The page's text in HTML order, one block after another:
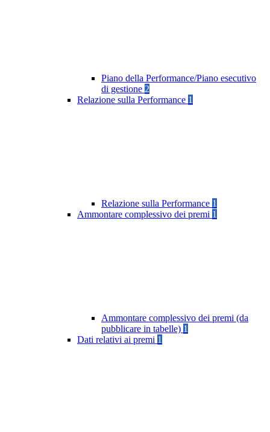
Piano della Performance/Piano esecutivo
di gestione 2
Relazione sulla Performance 1
Relazione sulla Performance 1
Ammontare complessivo dei premi 1
Ammontare complessivo dei premi (da
pubblicare in tabelle) 1
Dati relativi ai premi 1